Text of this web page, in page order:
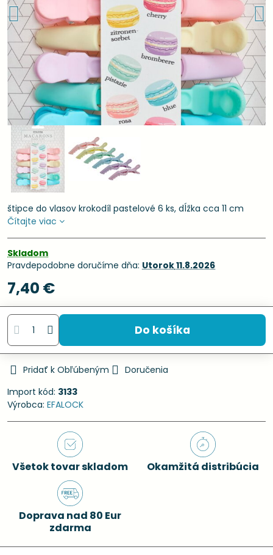
štipce do vlasov krokodíl pastelové 6 ks, dĺžka cca 11 cm
Čítajte viac
Skladom
Pravdepodobne doručíme dňa: Utorok11.8.2026
7,40 €
Do košíka
Pridať k Obľúbeným
Doručenia
Import kód: 3133
Výrobca: EFALOCK
Všetok tovar skladom Okamžitá distribúcia
Doprava nad 80 Eur
zdarma